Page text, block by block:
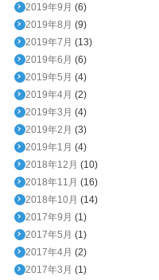
2019年9月 (6)
2019年8月 (9)
2019年7月 (13)
2019年6月 (6)
2019年5月 (4)
2019年4月 (2)
2019年3月 (4)
2019年2月 (3)
2019年1月 (4)
2018年12月 (10)
2018年11月 (16)
2018年10月 (14)
2017年9月 (1)
2017年5月 (1)
2017年4月 (2)
2017年3月 (1)